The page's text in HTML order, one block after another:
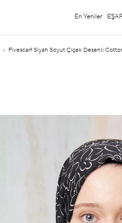
En Yeniler
Fivescarf Siyah Soyut Çiçek Desenli